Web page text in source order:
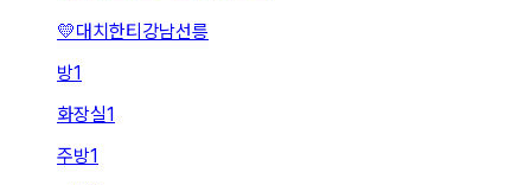
💛대치한티강남선릉
방1
화장실1
주방1